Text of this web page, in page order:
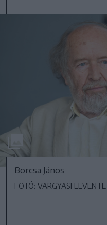
Borcsa János
FOTÓ: VARGYASI